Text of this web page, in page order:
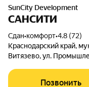
SunCity Development
САНСИТИ
Сдан•комфорт•4.8 (72)
Краснодарский край,
Витязево, ул.
Позвонить